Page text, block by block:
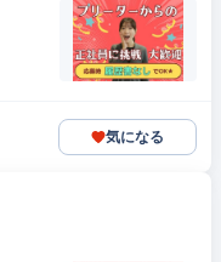
気になる